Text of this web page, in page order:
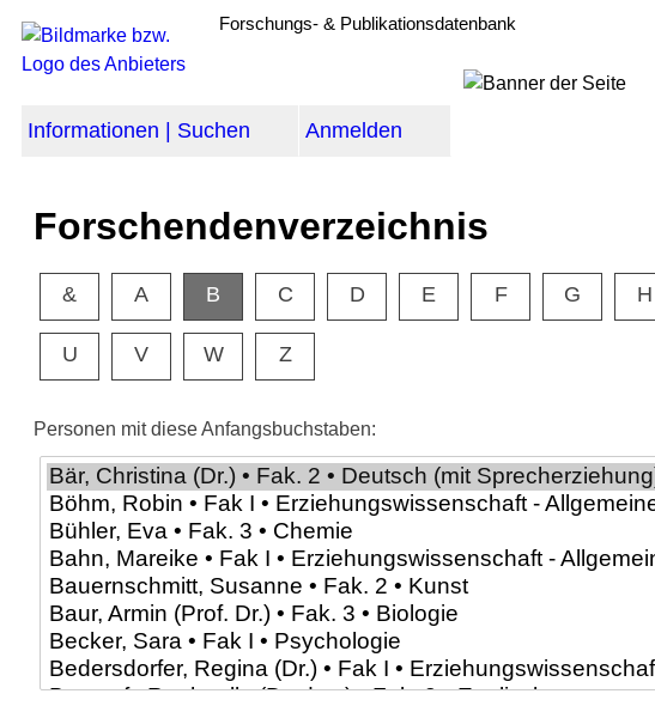
Forschungs- & Publikationsdatenbank
Informationen | Suchen Anmelden
Forschendenverzeichnis
& A B C D E F G H
U V W Z
Personen mit diese Anfangsbuchstaben: